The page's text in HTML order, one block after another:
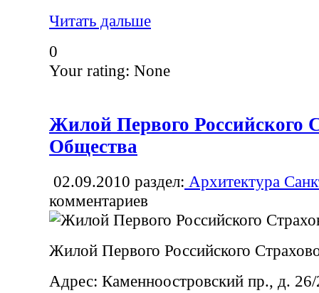
Читать дальше
0
Your rating: None
Жилой Первого Российского
Общества
02.09.2010 раздел: Архитектура
комментариев
Жилой Первого Российского
Адрес: Каменноостровский пр., д.